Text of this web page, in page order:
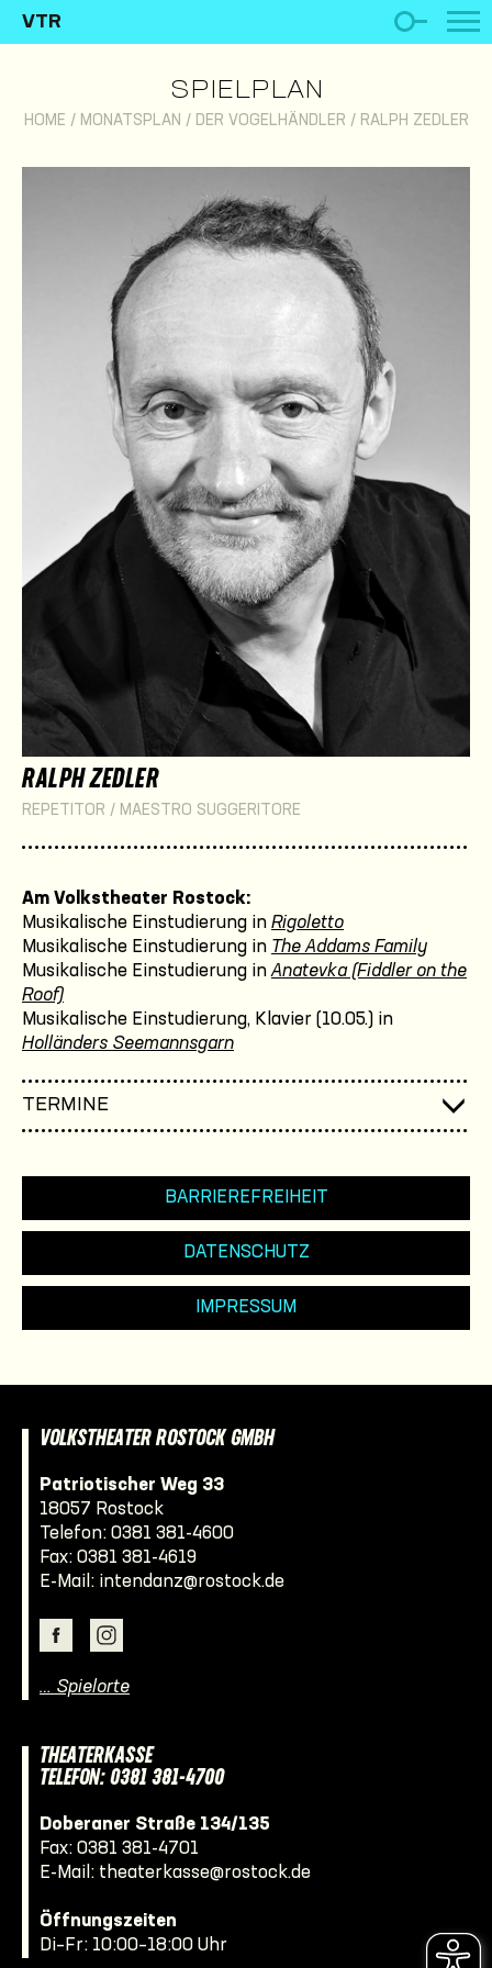
VTR
SPIELPLAN
HOME / MONATSPLAN / DER VOGELHÄNDLER / RALPH ZEDLER
RALPH ZEDLER
REPETITOR / MAESTRO SUGGERITORE
Am Volkstheater Rostock:
Musikalische Einstudierung in Rigoletto
Musikalische Einstudierung in The Addams Family
Musikalische Einstudierung in Anatevka (Fiddler on the
Roof)
Musikalische Einstudierung, Klavier (10.05.) in
Holländers Seemannsgarn
TERMINE
BARRIEREFREIHEIT
DATENSCHUTZ
IMPRESSUM
VOLKSTHEATER ROSTOCK GMBH
Patriotischer Weg 33
18057 Rostock
Telefon: 0381 381-4600
Fax: 0381 381-4619
E-Mail: intendanz@rostock.de
… Spielorte
THEATERKASSE
TELEFON: 0381 381-4700
Doberaner Straße 134/135
Fax: 0381 381-4701
E-Mail: theaterkasse@rostock.de
Öffnungszeiten
Di–Fr: 10:00–18:00 Uhr